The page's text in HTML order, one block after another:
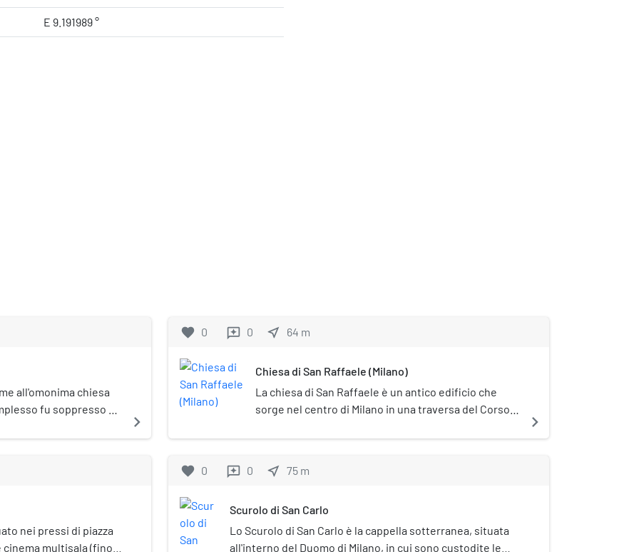
E 9.191989 °
all'omonima chiesa
fu soppresso e
che aveva
dal VII secolo, nel
Radegonda. Il
la regina merovingia
dell'allora vescovo di
partito di Corrado III e
navigate_next
nei pressi di piazza
cinema multisala (fino
favorite 0 reviews 0 near_me 64 m
Chiesa di San Raffaele (Milano)
La chiesa di San Raffaele è un antico edificio che
sorge nel centro di Milano in una traversa del Corso
navigate_next
favorite 0 reviews 0 near_me 75 m
Scurolo di San Carlo
Lo Scurolo di San Carlo è la cappella sotterranea, situata
all'interno del Duomo di Milano, in cui sono custodite le